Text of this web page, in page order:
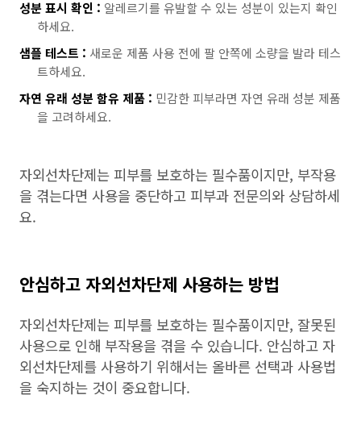
성분 표시 확인 : 알레르기를 유발할 수 있는 성분이 있는지 확인
하세요.
샘플 테스트 : 새로운 제품 사용 전에 팔 안쪽에 소량을 발라 테스
트하세요.
자연 유래 성분 함유 제품 : 민감한 피부라면 자연 유래 성분 제품
을 고려하세요.
자외선차단제는 피부를 보호하는 필수품이지만, 부작용
을 겪는다면 사용을 중단하고 피부과 전문의와 상담하세
요.
안심하고 자외선차단제 사용하는 방법
자외선차단제는 피부를 보호하는 필수품이지만, 잘못된
사용으로 인해 부작용을 겪을 수 있습니다. 안심하고 자
외선차단제를 사용하기 위해서는 올바른 선택과 사용법
을 숙지하는 것이 중요합니다.